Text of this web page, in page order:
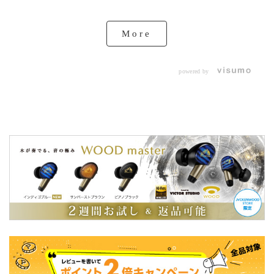
More
powered by